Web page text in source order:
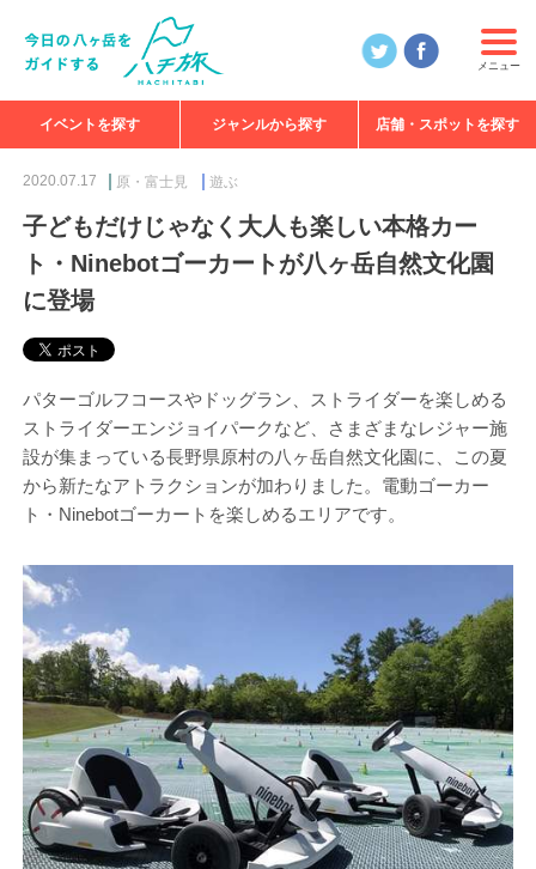
メニュー
イベントを探す ジャンルから探す 店舗・スポットを探す
2020.07.17 原・富士見 遊ぶ
子どもだけじゃなく大人も楽しい本格カー
ト・Ninebotゴーカートが八ヶ岳自然文化園
に登場
パターゴルフコースやドッグラン、ストライダーを楽しめる
ストライダーエンジョイパークなど、さまざまなレジャー施
設が集まっている長野県原村の八ヶ岳自然文化園に、この夏
から新たなアトラクションが加わりました。電動ゴーカー
ト・Ninebotゴーカートを楽しめるエリアです。